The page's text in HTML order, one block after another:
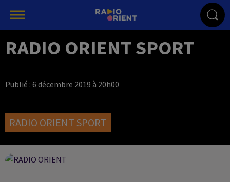
RADIO ORIENT SPORT
Publié : 6 décembre 2019 à 20h00
RADIO ORIENT SPORT